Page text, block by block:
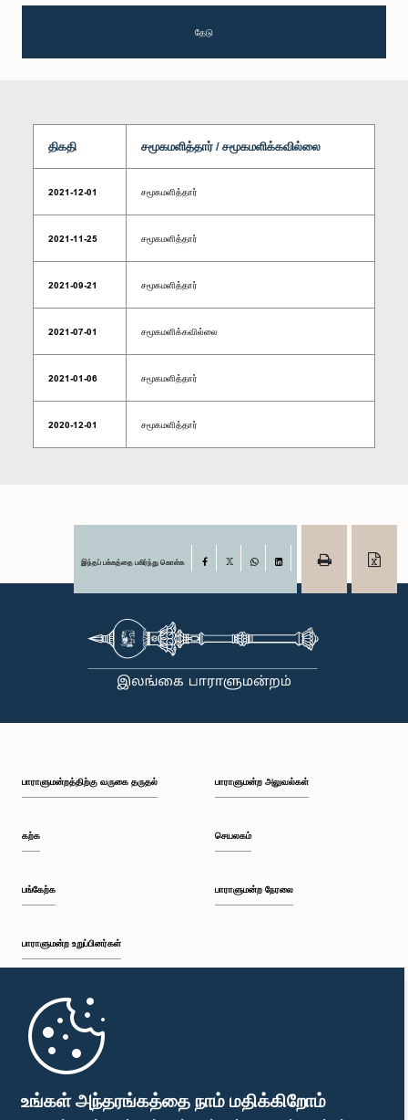
உங்கள் அந்தரங்கத்தை நாம் மதிக்கிறோம்
தேடு
திகதி சமூகமளித்தார் / சமூகமளிக்கவில்லை
2021-12-01 சமூகமளித்தார்
2021-11-25 சமூகமளித்தார்
2021-09-21 சமூகமளித்தார்
2021-07-01 சமூகமளிக்கவில்லை
2021-01-06 சமூகமளித்தார்
2020-12-01 சமூகமளித்தார்
இந்தப் பக்கத்தை பகிர்ந்து கொள்க Facebook
பாராளுமன்றத்திற்கு வருகை தருதல்
கற்க
பங்கேற்க
பாராளுமன்ற உறுப்பினர்கள்
முதற்பக்கம்
பாராளுமன்ற அலுவல்கள்
செயலகம்
பாராளுமன்ற நேரலை
பாராளுமன்ற கையடக்க செயலி